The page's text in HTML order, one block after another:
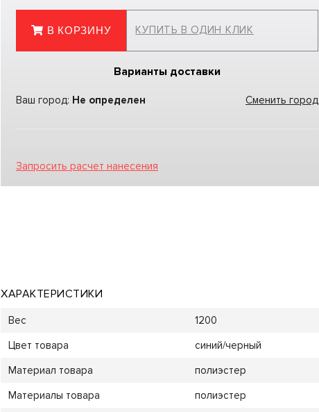
В КОРЗИНУ КУПИТЬ В ОДИН КЛИК
Варианты доставки
Ваш город: Не определен Сменить город
Запросить расчет нанесения
ХАРАКТЕРИСТИКИ
Вес
1200
Цвет товара
синий/черный
Материал товара
полиэстер
Материалы товара
полиэстер